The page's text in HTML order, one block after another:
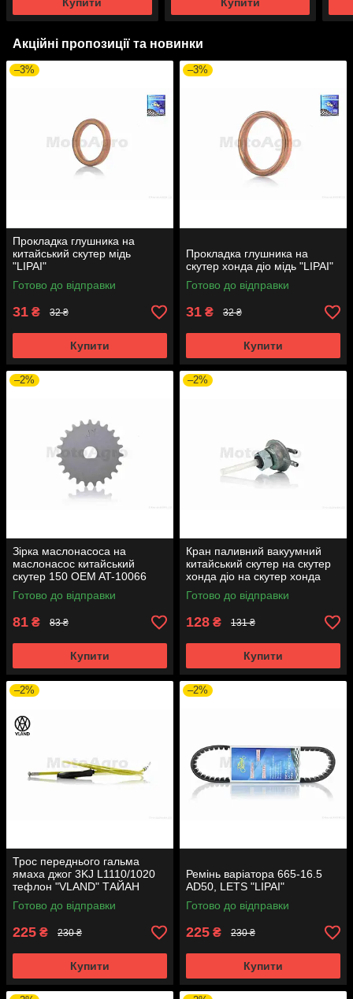
Купити Купити
Акційні пропозиції та новинки
–3%
Прокладка глушника на
китайський скутер мідь
"LIPAI"
Готово до відправки
31 ₴ 32 ₴
Купити
–3%
Прокладка глушника на
скутер хонда діо мідь "LIPAI"
Готово до відправки
31 ₴ 32 ₴
Купити
–2%
Зірка маслонасоса на
маслонасос китайський
скутер 150 OEM AT-10066
Готово до відправки
81 ₴ 83 ₴
Купити
–2%
Кран паливний вакуумний
китайський скутер на скутер
хонда діо на скутер хонда
такт AF24 вкручується M16
AT-7074
Готово до відправки
128 ₴ 131 ₴
Купити
–2%
Трос переднього гальма
ямаха джог 3KJ L1110/1020
тефлон "VLAND" ТАЙАН
Готово до відправки
225 ₴ 230 ₴
Купити
–2%
Ремінь варіатора 665-16.5
AD50, LETS "LIPAI"
Готово до відправки
225 ₴ 230 ₴
Купити